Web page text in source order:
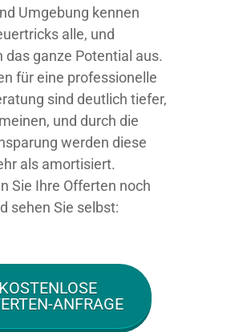
Umgebung kennen
alle, und
das ganze Potential aus.
für eine professionelle
sind deutlich tiefer,
und durch die
werden diese
als amortisiert.
Sie Ihre Offerten noch
sehen Sie selbst:
KOSTENLOSE
ANFRAGE